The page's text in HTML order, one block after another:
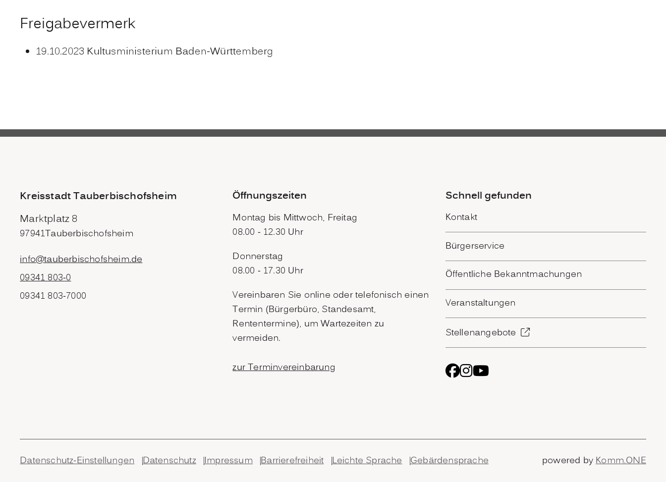
Freigabevermerk
19.10.2023 Kultusministerium Baden-Württemberg
Kreisstadt Tauberbischofsheim
Marktplatz 8
97941Tauberbischofsheim
info@tauberbischofsheim.de
09341 803-0
09341 803-7000
Öffnungszeiten
Montag bis Mittwoch, Freitag
08.00 - 12.30 Uhr
Donnerstag
08.00 - 17.30 Uhr
Vereinbaren Sie online oder telefonisch einen
Termin (Bürgerbüro, Standesamt,
Rententermine), um Wartezeiten zu
vermeiden.
zur Terminvereinbarung
Schnell gefunden
Kontakt
Bürgerservice
Öffentliche Bekanntmachungen
Veranstaltungen
Stellenangebote
Datenschutz-Einstellungen Datenschutz Impressum Barrierefreiheit Leichte Sprache Gebärdensprache powered byKomm.ONE